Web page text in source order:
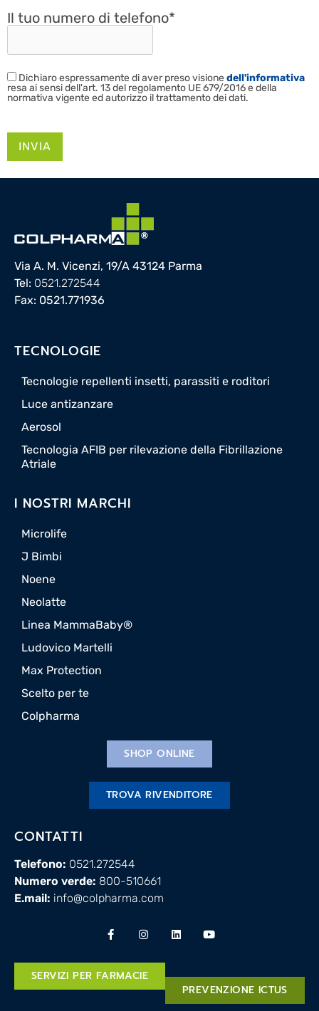
Il tuo numero di telefono*
Dichiaro espressamente di aver preso visionedell'informativa
resa ai sensi dell'art. 13 del regolamento UE 679/2016 e della
normativa vigente ed autorizzo il trattamento dei dati.
prega
di
lasciare
vuoto
Via A. M. Vicenzi, 19/A 43124 Parma
Tel: 0521.272544
Fax: 0521.771936
TECNOLOGIE
Tecnologie repellenti insetti, parassiti e roditori
Luce antizanzare
Aerosol
Tecnologia AFIB per rilevazione della Fibrillazione
Atriale
I NOSTRI MARCHI
Microlife
J Bimbi
Noene
Neolatte
Linea MammaBaby®
Ludovico Martelli
Max Protection
Scelto per te
Colpharma
SHOP ONLINE
TROVA RIVENDITORE
CONTATTI
Telefono: 0521.272544
Numero verde: 800-510661
E.mail: info@colpharma.com
SERVIZI PER FARMACIE
PREVENZIONE ICTUS